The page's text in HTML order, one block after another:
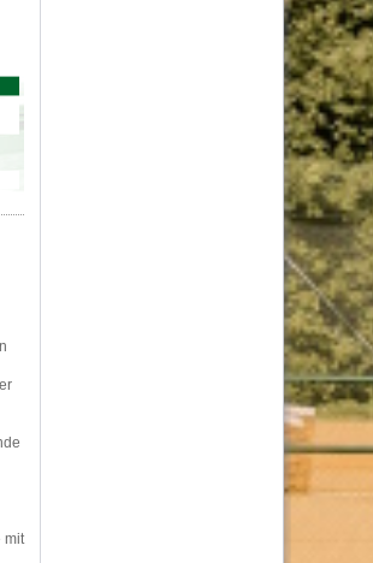
mit